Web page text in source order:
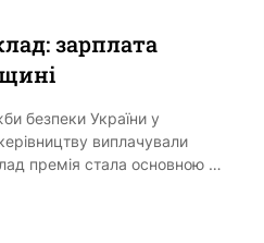
зарплата
безпеки України у
виплачували
премія стала основною …